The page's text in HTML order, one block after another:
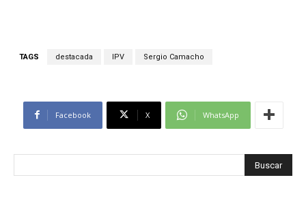
TAGS destacada IPV Sergio Camacho
Facebook X WhatsApp